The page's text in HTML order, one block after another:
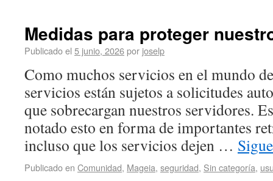
Medidas para proteger
Publicado el 5 junio, 2026por joselp
Como muchos servicios en el mundo
servicios están sujetos a solicitudes
que sobrecargan nuestros servidores.
notado esto en forma de importantes
incluso que los servicios dejen …
Publicado en Comunidad, Mageia, seguridad, Sin categoría,